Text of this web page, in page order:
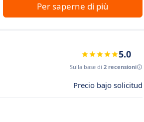
Per saperne di più
5.0
Sulla base di 2 recensioni
Precio bajo solicitud